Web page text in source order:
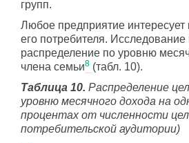
групп.
Любое предприятие интересует
его потребителя.
распределение по уровню
члена семьи8 (табл. 10).
Таблица 10. Распределение
уровню месячного дохода на
процентах от численности
потребительской аудитории)